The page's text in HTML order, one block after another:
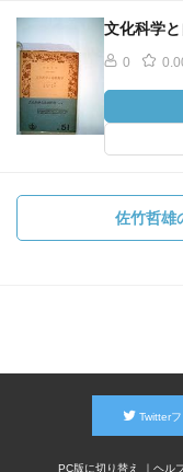
文化科学
0
佐竹哲雄
Twitter
PC版に切り替え ヘル